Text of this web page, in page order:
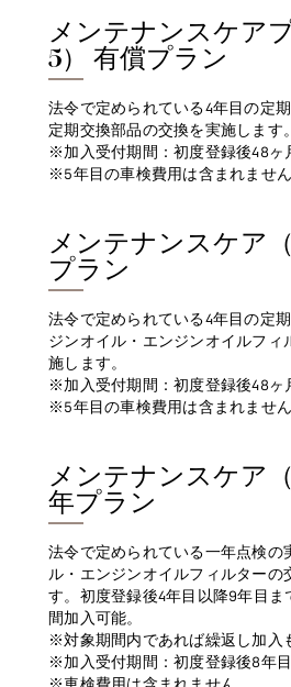
メンテナンスケア
5） 有償プラン
法令で定められている4年目の定
定期交換部品の交換を実施します。
※加入受付期間：初度登録後48ヶ
※5年目の車検費用は含まれません
メンテナンスケア
プラン
法令で定められている4年目の定
ジンオイル・エンジンオイルフィ
施します。
※加入受付期間：初度登録後48ヶ
※5年目の車検費用は含まれません
メンテナンスケア
年プラン
法令で定められている一年点検の
ル・エンジンオイルフィルターの
す。初度登録後4年目以降9年目ま
間加入可能。
※対象期間内であれば繰返し加入
※加入受付期間：初度登録後8年